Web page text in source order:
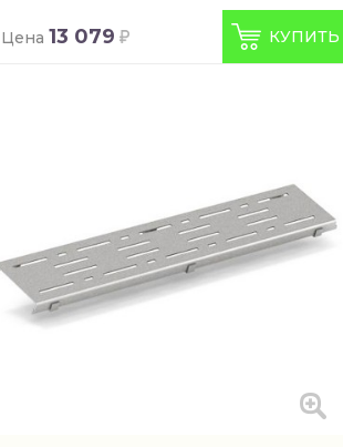
Цена 13 079 КУПИТЬ